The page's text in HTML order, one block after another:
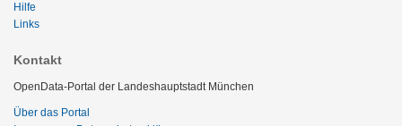
Hilfe
Links
Kontakt
OpenData-Portal der Landeshauptstadt München
Über das Portal